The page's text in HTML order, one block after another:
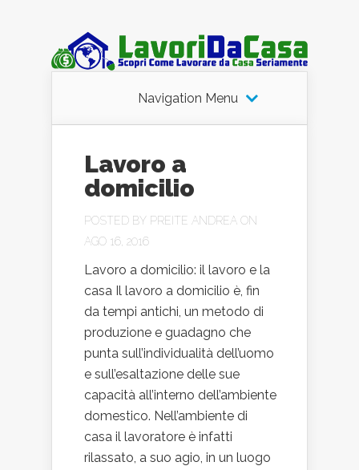
Navigation Menu
Lavoro a
domicilio
POSTED BY PREITE ANDREA ON
AGO 16, 2016
Lavoro a domicilio: il lavoro e la
casa Il lavoro a domicilio è, fin
da tempi antichi, un metodo di
produzione e guadagno che
punta sull’individualità dell’uomo
e sull’esaltazione delle sue
capacità all’interno dell’ambiente
domestico. Nell’ambiente di
casa il lavoratore è infatti
rilassato, a suo agio, in un luogo